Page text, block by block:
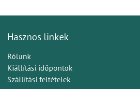
Hasznos linkek
Rólunk
Kiállítási időpontok
Szállítási feltételek